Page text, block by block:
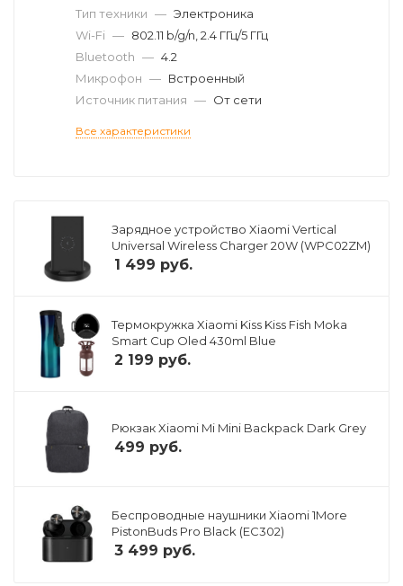
Тип техники — Электроника
Wi-Fi — 802.11 b/g/n, 2.4 ГГц/5 ГГц
Bluetooth — 4.2
Микрофон — Встроенный
Источник питания — От сети
Все характеристики
Зарядное устройство Xiaomi Vertical
Universal Wireless Charger 20W (WPC02ZM)
1 499 руб.
Термокружка Xiaomi Kiss Kiss Fish Moka
Smart Cup Oled 430ml Blue
2 199 руб.
Рюкзак Xiaomi Mi Mini Backpack Dark Grey
499 руб.
Беспроводные наушники Xiaomi 1More
PistonBuds Pro Black (EC302)
3 499 руб.